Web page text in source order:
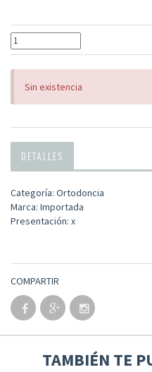
Sin existencia
DETALLES
Categoría: Ortodoncia
Marca: Importada
Presentación: x
COMPARTIR
TAMBIÉN TE